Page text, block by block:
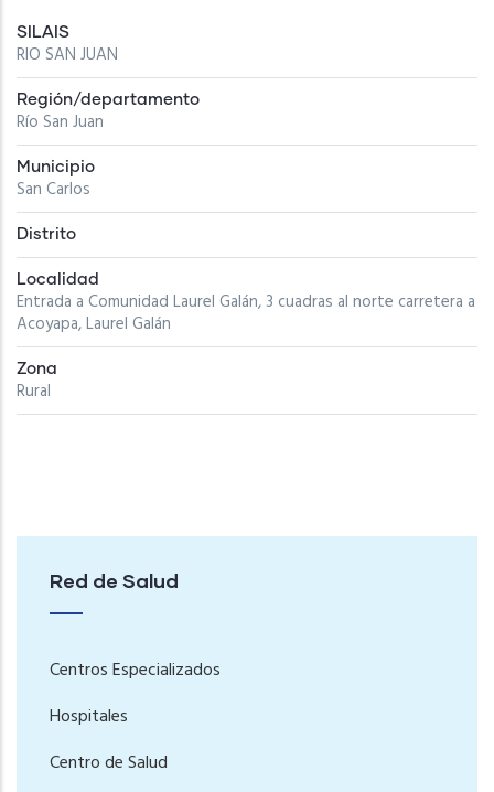
SILAIS
RIO SAN JUAN
Región/departamento
Río San Juan
Municipio
San Carlos
Distrito
Localidad
Entrada a Comunidad Laurel Galán, 3 cuadras al norte carretera a
Acoyapa, Laurel Galán
Zona
Rural
Red de Salud
Centros Especializados
Hospitales
Centro de Salud